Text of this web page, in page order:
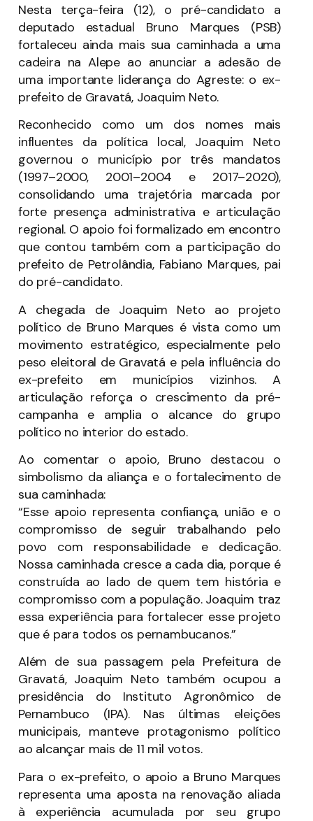
Nesta terça-feira (12), o pré-candidato a
deputado estadual Bruno Marques (PSB)
fortaleceu ainda mais sua caminhada a uma
cadeira na Alepe ao anunciar a adesão de
uma importante liderança do Agreste: o ex-
prefeito de Gravatá, Joaquim Neto.
Reconhecido como um dos nomes mais
influentes da política local, Joaquim Neto
governou o município por três mandatos
(1997–2000, 2001–2004 e 2017–2020),
consolidando uma trajetória marcada por
forte presença administrativa e articulação
regional. O apoio foi formalizado em encontro
que contou também com a participação do
prefeito de Petrolândia, Fabiano Marques, pai
do pré-candidato.
A chegada de Joaquim Neto ao projeto
político de Bruno Marques é vista como um
movimento estratégico, especialmente pelo
peso eleitoral de Gravatá e pela influência do
ex-prefeito em municípios vizinhos. A
articulação reforça o crescimento da pré-
campanha e amplia o alcance do grupo
político no interior do estado.
Ao comentar o apoio, Bruno destacou o
simbolismo da aliança e o fortalecimento de
sua caminhada:
“Esse apoio representa confiança, união e o
compromisso de seguir trabalhando pelo
povo com responsabilidade e dedicação.
Nossa caminhada cresce a cada dia, porque é
construída ao lado de quem tem história e
compromisso com a população. Joaquim traz
essa experiência para fortalecer esse projeto
que é para todos os pernambucanos.”
Além de sua passagem pela Prefeitura de
Gravatá, Joaquim Neto também ocupou a
presidência do Instituto Agronômico de
Pernambuco (IPA). Nas últimas eleições
municipais, manteve protagonismo político
ao alcançar mais de 11 mil votos.
Para o ex-prefeito, o apoio a Bruno Marques
representa uma aposta na renovação aliada
à experiência acumulada por seu grupo